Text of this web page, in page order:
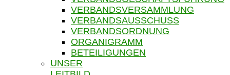
VERBANDSVERSAMMLUNG
VERBANDSAUSSCHUSS
VERBANDSORDNUNG
ORGANIGRAMM
BETEILIGUNGEN
UNSER